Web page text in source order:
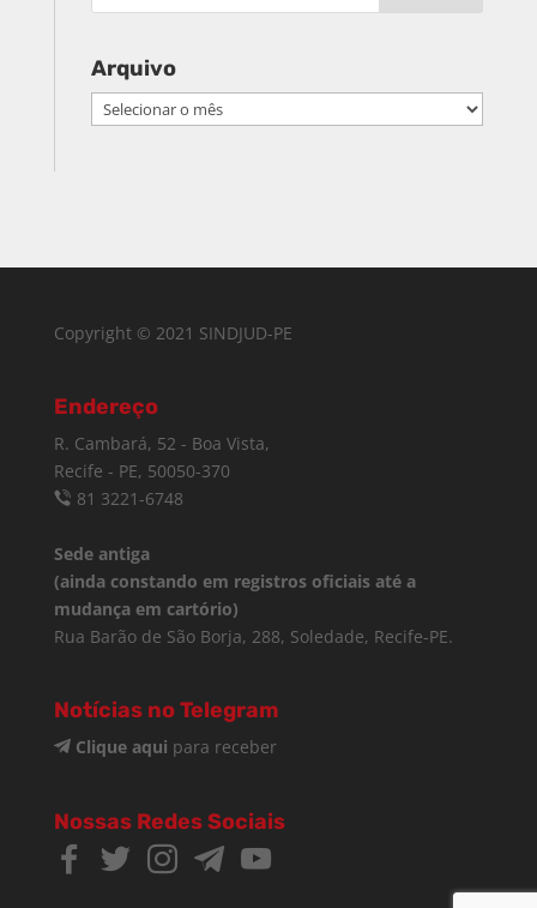
Arquivo
Arquivo
Copyright © 2021 SINDJUD-PE
Endereço
R. Cambará, 52 - Boa Vista,
Recife - PE, 50050-370
81 3221-6748
Sede antiga
(ainda constando em registros oficiais até a
mudança em cartório)
Rua Barão de São Borja, 288, Soledade, Recife-PE.
Notícias no Telegram
Clique aqui para receber
Nossas Redes Sociais